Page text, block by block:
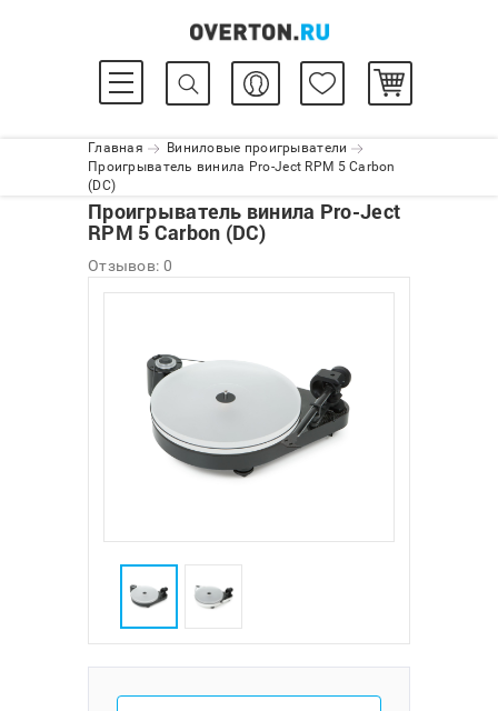
Главная
Виниловые проигрыватели
Проигрыватель винила Pro-Ject RPM 5 Carbon
(DC)
Проигрыватель винила Pro-Ject
RPM 5 Carbon (DC)
Отзывов: 0